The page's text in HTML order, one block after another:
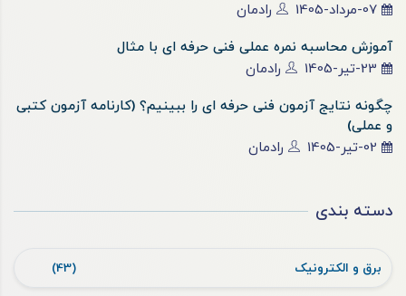
07-مرداد-1405
رادمان
آموزش محاسبه نمره عملی فنی حرفه ای با مثال
23-تیر-1405
رادمان
چگونه نتایج آزمون فنی حرفه ای را ببینیم؟ (کارنامه آزمون کتبی
و عملی)
02-تیر-1405
رادمان
دسته بندی
برق و الکترونیک (43)